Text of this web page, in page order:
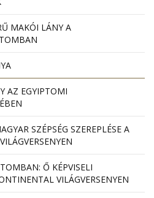
MAKÓI LÁNY A
AZ EGYIPTOMI
SZÉPSÉG SZEREPLÉSE A
Ő KÉPVISELI
VILÁGVERSENYEN